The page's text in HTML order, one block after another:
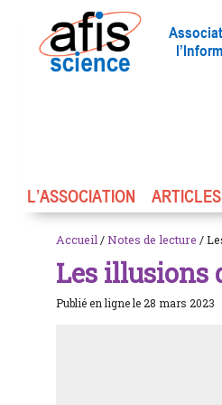
L’ASSOCIATION ARTICLES
Accueil /Notes de lecture /
Les illusions
Publié en ligne le 28 mars 2023